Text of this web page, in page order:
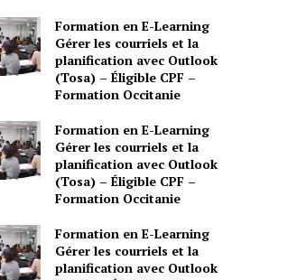
Formation en E-Learning
Gérer les courriels et la
planification avec Outlook
(Tosa) – Éligible CPF –
Formation Occitanie
Formation en E-Learning
Gérer les courriels et la
planification avec Outlook
(Tosa) – Éligible CPF –
Formation Occitanie
Formation en E-Learning
Gérer les courriels et la
planification avec Outlook